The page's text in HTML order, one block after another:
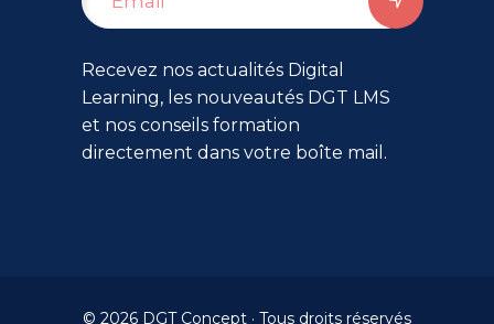
Recevez nos actualités Digital
Learning, les nouveautés DGT LMS
et nos conseils formation
directement dans votre boîte mail.
© 2026 DGT Concept · Tous droits réservés